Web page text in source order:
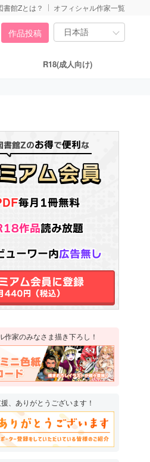
書館Zとは？ オフィシャル作家一覧
作品投稿
R18(成人向け)
作家のみなさま描き下ろし！
、ありがとうございます！